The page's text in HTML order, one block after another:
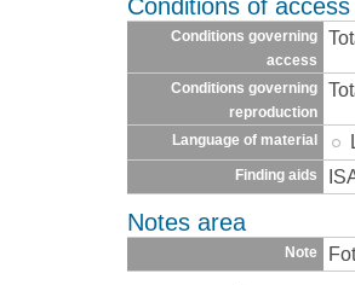
Conditions of
Conditions governing
access
Conditions governing
reproduction
Language of material
Finding aids
Notes area
Note